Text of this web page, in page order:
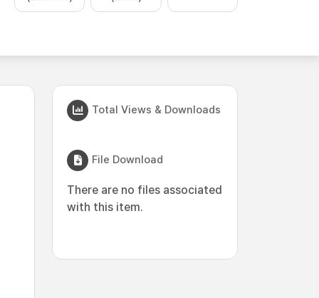
Total Views & Downloads
File Download
There are no files associated
with this item.